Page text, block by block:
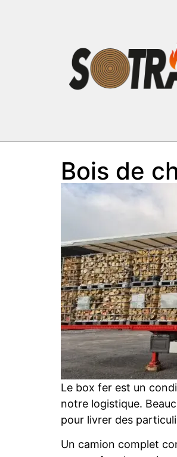
Bois de
Le box fer est un
notre logistique.
pour livrer des
Un camion complet